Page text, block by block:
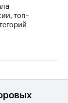
топ-